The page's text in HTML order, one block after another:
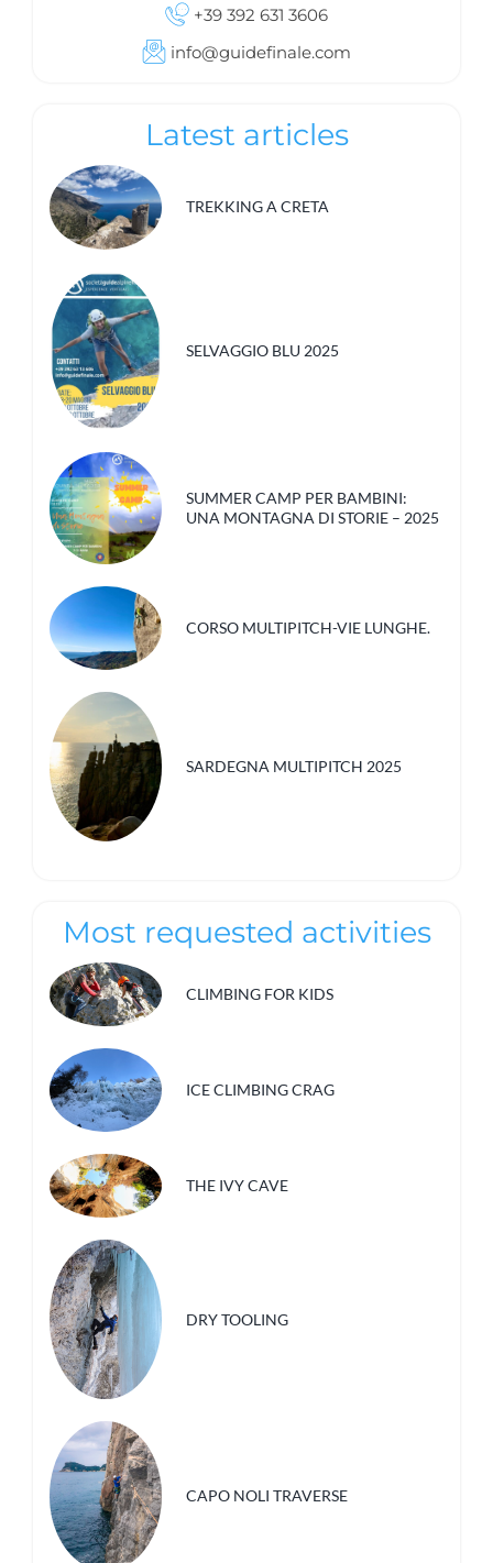
+39 392 631 3606
info@guidefinale.com
Latest articles
TREKKING A CRETA
SELVAGGIO BLU 2025
SUMMER CAMP PER BAMBINI:
UNA MONTAGNA DI STORIE – 2025
CORSO MULTIPITCH-VIE LUNGHE.
SARDEGNA MULTIPITCH 2025
Most requested activities
CLIMBING FOR KIDS
ICE CLIMBING CRAG
THE IVY CAVE
DRY TOOLING
CAPO NOLI TRAVERSE